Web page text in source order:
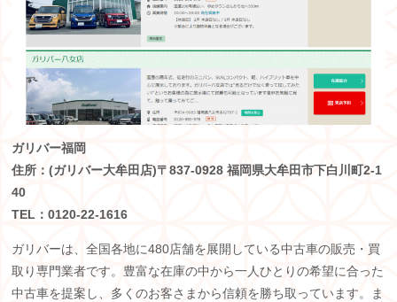
ガリバー福岡
住所：(ガリバー大牟田店)〒837-0928 福岡県大牟田市下白川町2-1
40
TEL：0120-22-1616
ガリバーは、全国各地に480店舗を展開している中古車の販売・買
取り専門業者です。豊富な在庫の中から一人ひとりの希望に合った
中古車を提案し、多くのお客さまから信頼を勝ち取っています。ま